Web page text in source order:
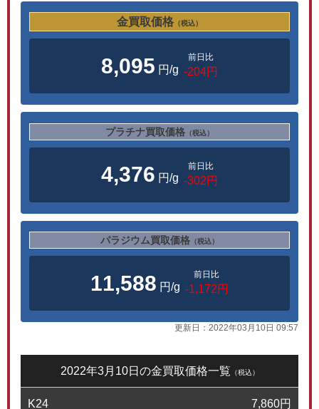
金買取価格 （税込）
8,095 円/g
前日比
-204円
プラチナ買取価格 （税込）
4,376 円/g
前日比
-302円
パラジウム買取価格 （税込）
11,588 円/g
前日比
-1,172円
更新日： 2022年03月10日 09:57
2022年3月10日の金買取価格一覧 （税込）
K24 7,860円